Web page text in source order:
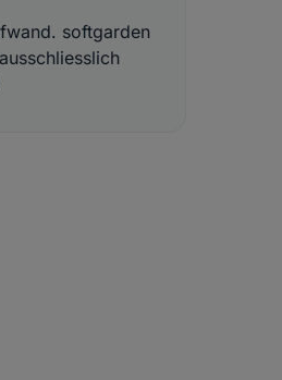
softgarden